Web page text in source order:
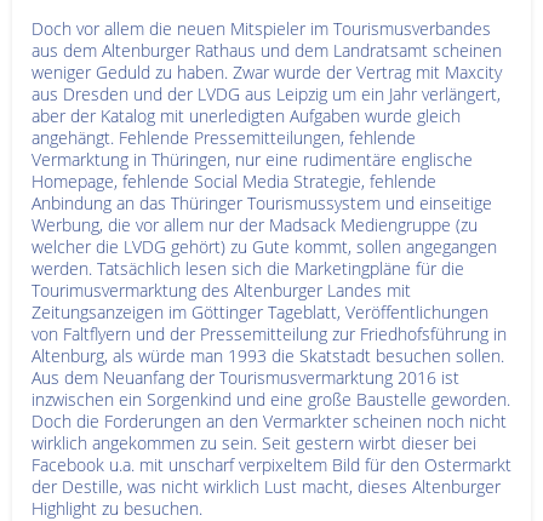
Doch vor allem die neuen Mitspieler im Tourismusverbandes
aus dem Altenburger Rathaus und dem Landratsamt scheinen
weniger Geduld zu haben. Zwar wurde der Vertrag mit Maxcity
aus Dresden und der LVDG aus Leipzig um ein Jahr verlängert,
aber der Katalog mit unerledigten Aufgaben wurde gleich
angehängt. Fehlende Pressemitteilungen, fehlende
Vermarktung in Thüringen, nur eine rudimentäre englische
Homepage, fehlende Social Media Strategie, fehlende
Anbindung an das Thüringer Tourismussystem und einseitige
Werbung, die vor allem nur der Madsack Mediengruppe (zu
welcher die LVDG gehört) zu Gute kommt, sollen angegangen
werden. Tatsächlich lesen sich die Marketingpläne für die
Tourimusvermarktung des Altenburger Landes mit
Zeitungsanzeigen im Göttinger Tageblatt, Veröffentlichungen
von Faltflyern und der Pressemitteilung zur Friedhofsführung in
Altenburg, als würde man 1993 die Skatstadt besuchen sollen.
Aus dem Neuanfang der Tourismusvermarktung 2016 ist
inzwischen ein Sorgenkind und eine große Baustelle geworden.
Doch die Forderungen an den Vermarkter scheinen noch nicht
wirklich angekommen zu sein. Seit gestern wirbt dieser bei
Facebook u.a. mit unscharf verpixeltem Bild für den Ostermarkt
der Destille, was nicht wirklich Lust macht, dieses Altenburger
Highlight zu besuchen.